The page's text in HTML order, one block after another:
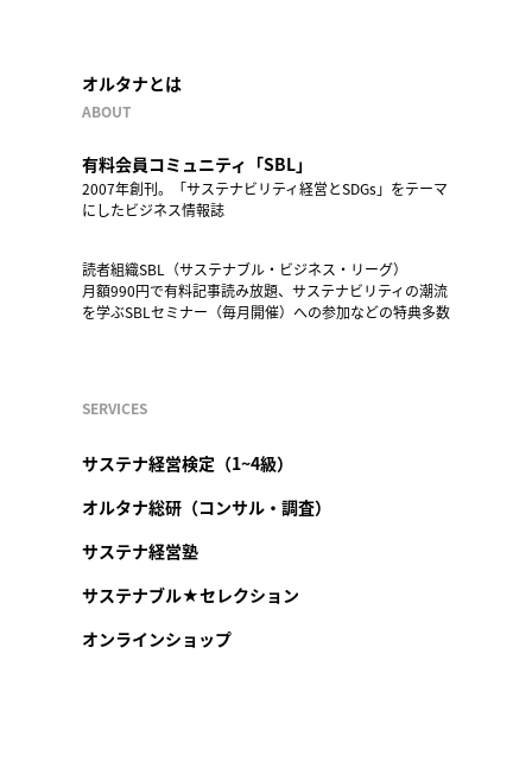
オルタナとは
ABOUT
有料会員コミュニティ「SBL」
2007年創刊。「サステナビリティ経営とSDGs」をテーマ
にしたビジネス情報誌
読者組織SBL（サステナブル・ビジネス・リーグ）
月額990円で有料記事読み放題、サステナビリティの潮流
を学ぶSBLセミナー（毎月開催）への参加などの特典多数
SERVICES
サステナ経営検定（1~4級）
オルタナ総研（コンサル・調査）
サステナ経営塾
サステナブル★セレクション
オンラインショップ